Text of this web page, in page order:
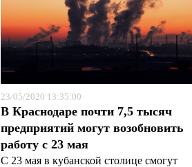
23/05/2020 13:35:00
В Краснодаре почти 7,5 тысяч
предприятий могут возобновить
работу с 23 мая
С 23 мая в кубанской столице смогут